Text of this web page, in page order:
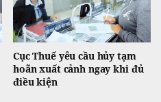
Cục Thuế yêu cầu hủy tạm
hoãn xuất cảnh ngay khi đủ
điều kiện